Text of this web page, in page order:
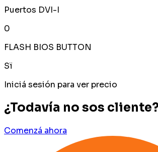
Puertos DVI-I
0
FLASH BIOS BUTTON
Sï
Iniciá sesión para ver precio
¿Todavía no sos cliente?
Comenzá ahora